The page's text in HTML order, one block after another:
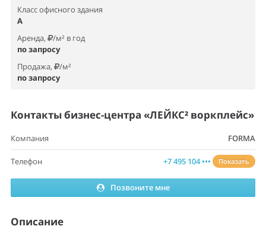
Класс офисного здания
A
Аренда,
/м² в год
по запросу
Продажа,
/м²
по запросу
Контакты бизнес-центра «ЛЕЙКС² воркплейс»
Компания FORMA
Телефон +7 495 104 ••• Показать
Позвоните мне
Описание